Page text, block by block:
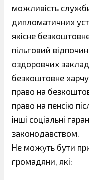
можливість
дипломатичних
якісне
пільговий
оздоровчих
безкоштовне
право на
право на пенсію
інші соціальні
законодавством.
Не можуть бути
громадяни, які: